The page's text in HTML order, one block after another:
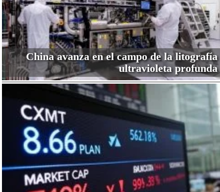
China avanza en el campo de la litografía
ultravioleta profunda